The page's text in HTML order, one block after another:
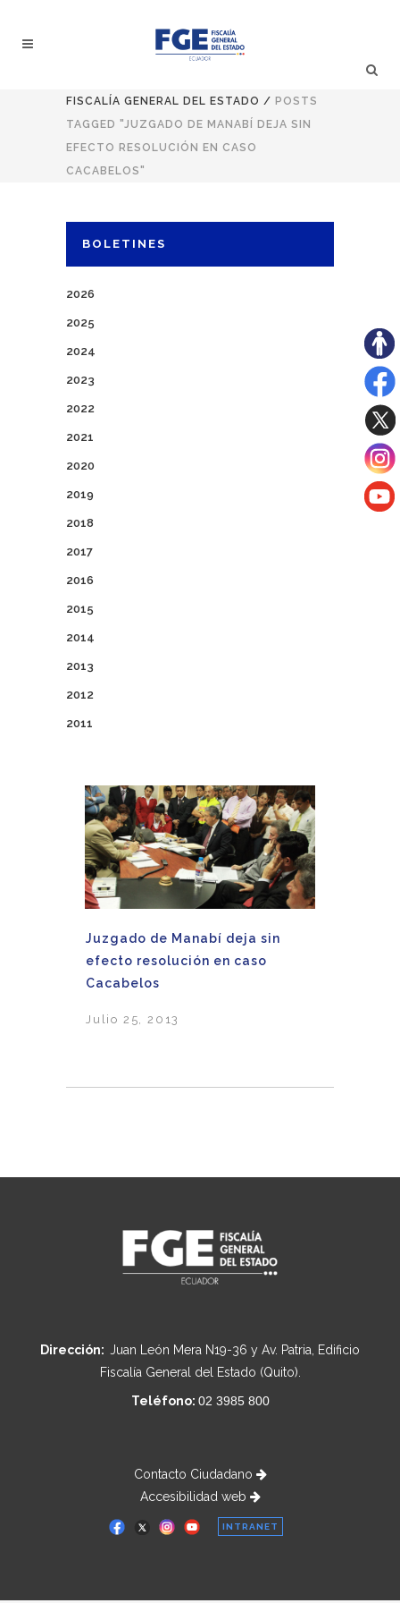
FISCALÍA GENERAL DEL ESTADO / POSTS
TAGGED "JUZGADO DE MANABÍ DEJA SIN
EFECTO RESOLUCIÓN EN CASO
CACABELOS"
BOLETINES
2026
2025
2024
2023
2022
2021
2020
2019
2018
2017
2016
2015
2014
2013
2012
2011
Juzgado de Manabí deja sin
efecto resolución en caso
Cacabelos
Julio 25, 2013
Dirección: Juan León Mera N19-36 y Av. Patria, Edificio
Fiscalía General del Estado (Quito).
Teléfono: 02 3985 800
Contacto Ciudadano
Accesibilidad web
INTRANET